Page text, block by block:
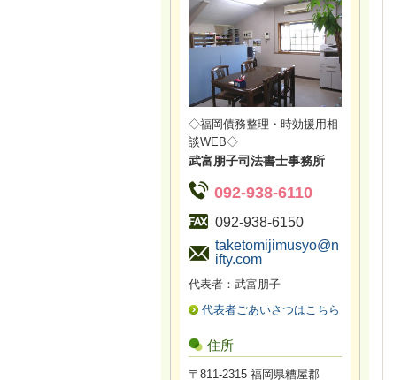
◇福岡債務整理・時効援用相
談WEB◇
武富朋子司法書士事務所
092-938-6110
092-938-6150
taketomijimusyo@n
ifty.com
代表者：武富朋子
代表者ごあいさつはこちら
住所
〒811-2315 福岡県糟屋郡